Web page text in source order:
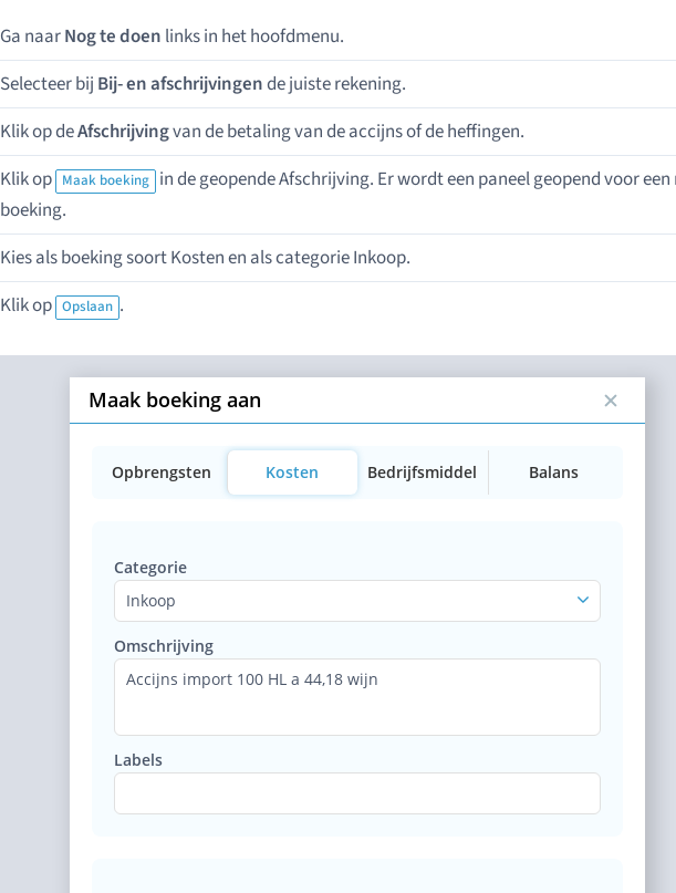
Ga naarNog te doen links in het hoofdmenu.
Selecteer bij Bij- en afschrijvingende juiste rekening.
Klik op deAfschrijvingvan de betaling van de accijns of de heffingen.
Klik op Maak boeking in de geopende Afschrijving. Er wordt een paneel geopend voor
boeking.
Kies als boeking soort Kosten en als categorie Inkoop.
Klik op Opslaan .
Maak boeking aan
Opbrengsten Kosten Bedrijfsmiddel Balans
Categorie
Inkoop
Omschrijving
Accijns import 100 HL a 44,18 wijn
Labels